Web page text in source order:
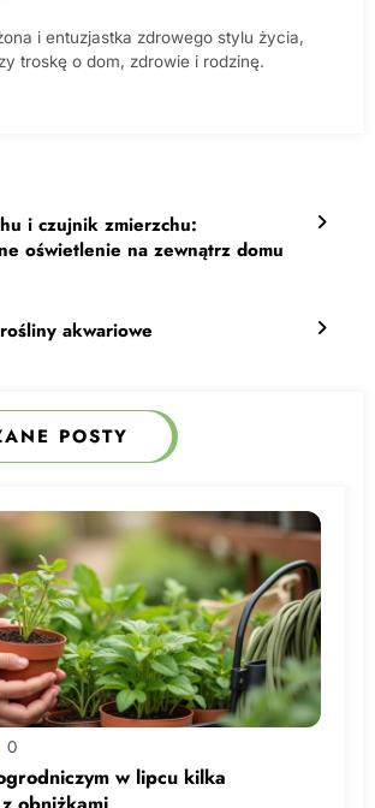
i entuzjastka zdrowego stylu życia,
troskę o dom, zdrowie i rodzinę.
i czujnik zmierzchu:
oświetlenie na zewnątrz domu
akwariowe
POSTY
0
w lipcu kilka